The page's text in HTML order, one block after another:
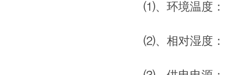
⑴、环境温度：
⑵、相对湿度：